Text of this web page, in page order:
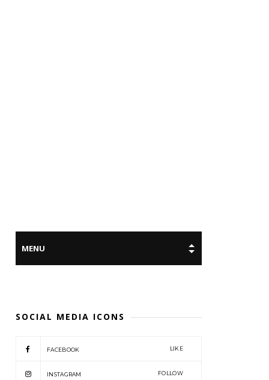
SOCIAL MEDIA ICONS
FACEBOOK LIKE
INSTAGRAM FOLLOW